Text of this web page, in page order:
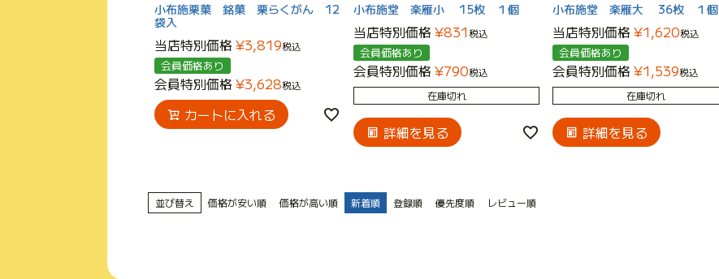
小布施栗菓 銘菓 栗らくがん 12
袋入
当店特別価格¥3,819税込
会員価格あり
会員特別価格¥3,628税込
カートに入れる
小布施堂 楽雁小 15枚 １個
当店特別価格¥831税込
会員価格あり
会員特別価格¥790税込
在庫切れ
詳細を見る
小布施堂 楽雁大 36枚 １個
当店特別価格¥1,620税込
会員価格あり
会員特別価格¥1,539税込
在庫切れ
詳細を見る
並び替え 価格が安い順 価格が高い順 新着順 登録順 優先度順 レビュー順